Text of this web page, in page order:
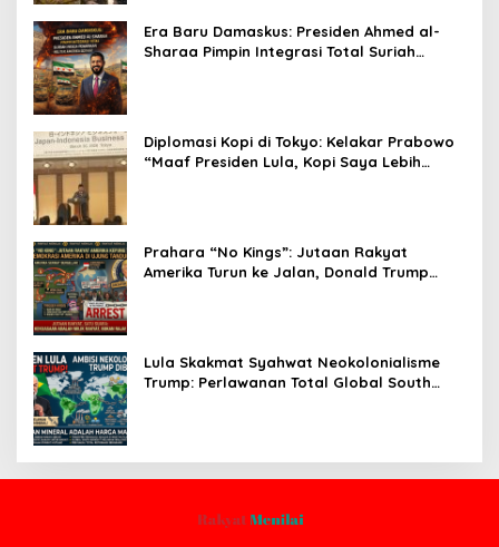
Era Baru Damaskus: Presiden Ahmed al-
Sharaa Pimpin Integrasi Total Suriah
Diplomasi Kopi di Tokyo: Kelakar Prabowo
“Maaf Presiden Lula, Kopi Saya Lebih
Prahara “No Kings”: Jutaan Rakyat
Amerika Turun ke Jalan, Donald Trump
Lula Skakmat Syahwat Neokolonialisme
Trump: Perlawanan Total Global South